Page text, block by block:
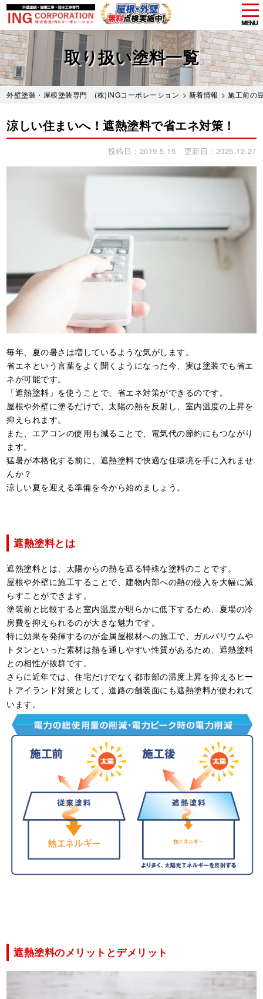
Skip
to
main
content
MENU
取り扱い塗料一覧
外壁塗装・屋根塗装専門 (株)INGコーポレーション > 新着情報 >施工前の
涼しい住まいへ！遮熱塗料で省エネ対策！
投稿日：2019.5.15 更新日：2025.12.27
毎年、夏の暑さは増しているような気がします。
省エネという言葉をよく聞くようになった今、実は塗装でも省エ
ネが可能です。
「遮熱塗料」を使うことで、省エネ対策ができるのです。
屋根や外壁に塗るだけで、太陽の熱を反射し、室内温度の上昇を
抑えられます。
また、エアコンの使用も減ることで、電気代の節約にもつながり
ます。
猛暑が本格化する前に、遮熱塗料で快適な住環境を手に入れませ
んか？
涼しい夏を迎える準備を今から始めましょう。
遮熱塗料とは
遮熱塗料とは、太陽からの熱を遮る特殊な塗料のことです。
屋根や外壁に施工することで、建物内部への熱の侵入を大幅に減
らすことができます。
塗装前と比較すると室内温度が明らかに低下するため、夏場の冷
房費を抑えられるのが大きな魅力です。
特に効果を発揮するのが金属屋根材への施工で、ガルバリウムや
トタンといった素材は熱を通しやすい性質があるため、遮熱塗料
との相性が抜群です。
さらに近年では、住宅だけでなく都市部の温度上昇を抑えるヒー
トアイランド対策として、道路の舗装面にも遮熱塗料が使われて
います。
遮熱塗料のメリットとデメリット